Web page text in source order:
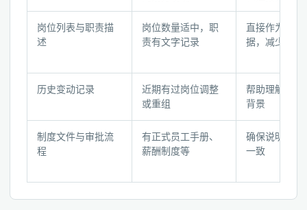
备
检
表：
对
与
判
断
岗位列表与职责描
述
岗位数量适中，职
责有文字记录
直接作为编辑
据，减少沟通
历史变动记录
近期有过岗位调整
或重组
帮助理解岗位
背景
制度文件与审批流
程
有正式员工手册、
薪酬制度等
确保说明书与
一致